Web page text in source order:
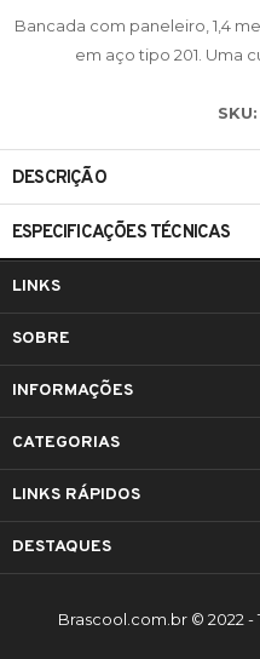
Bancada com paneleiro, 1,4
em aço tipo 201. Uma
SKU:
DESCRIÇÃO
ESPECIFICAÇÕES TÉCNICAS
LINKS
SOBRE
INFORMAÇÕES
CATEGORIAS
LINKS RÁPIDOS
DESTAQUES
Brascool.com.br © 2022